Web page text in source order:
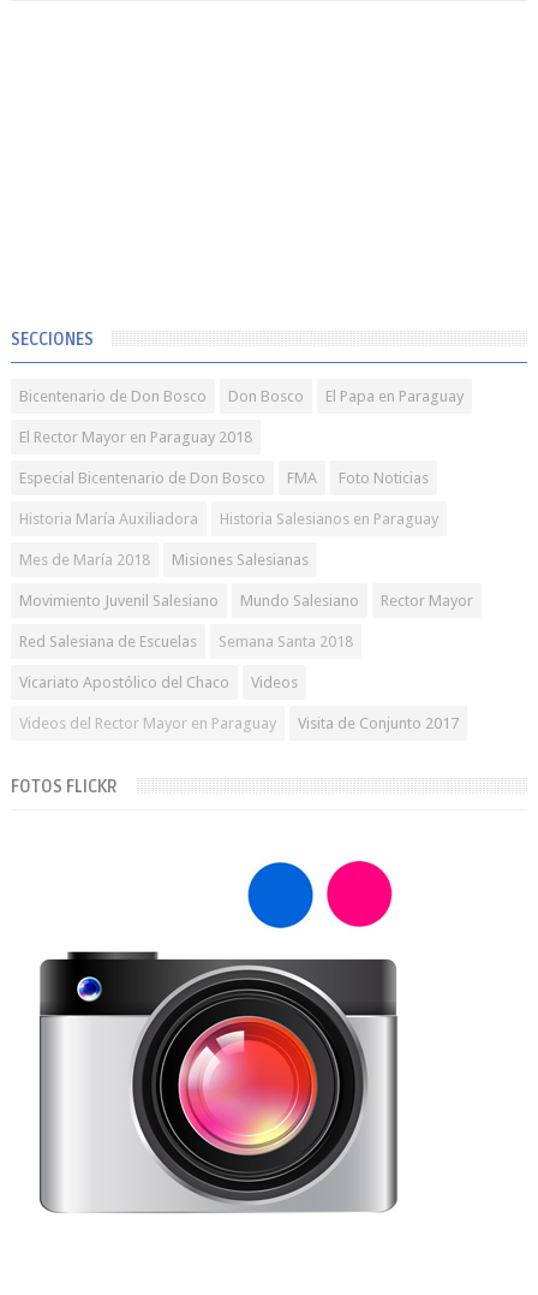
SECCIONES
Bicentenario de Don Bosco Don Bosco El Papa en Paraguay
El Rector Mayor en Paraguay 2018
Especial Bicentenario de Don Bosco FMA Foto Noticias
Historia María Auxiliadora Historia Salesianos en Paraguay
Mes de María 2018 Misiones Salesianas
Movimiento Juvenil Salesiano Mundo Salesiano Rector Mayor
Red Salesiana de Escuelas Semana Santa 2018
Vicariato Apostólico del Chaco Videos
Videos del Rector Mayor en Paraguay Visita de Conjunto 2017
FOTOS FLICKR